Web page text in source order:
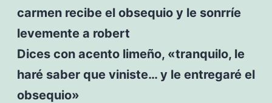
carmen recibe el obsequio y le sonrríe
levemente a robert
Dices con acento limeño, «tranquilo, le
haré saber que viniste… y le entregaré el
obsequio»